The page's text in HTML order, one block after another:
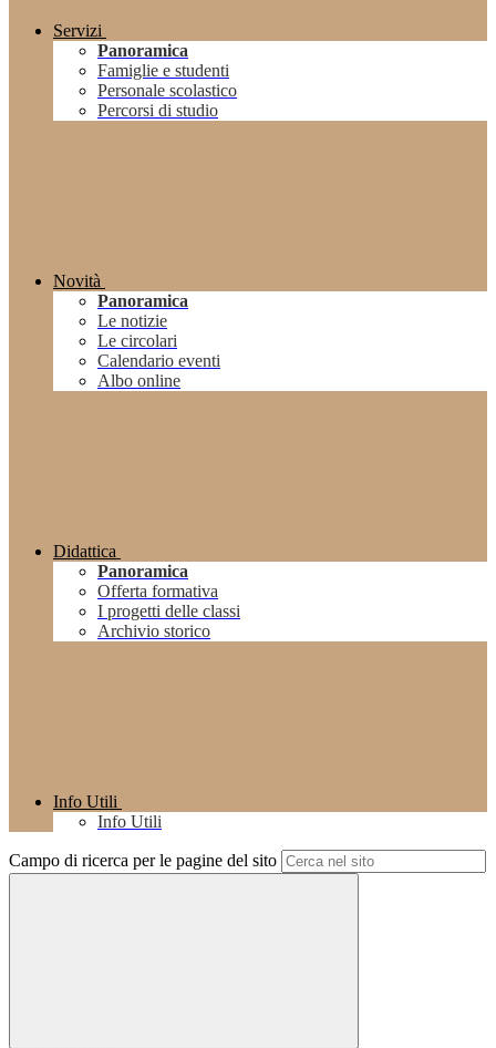
Servizi
Panoramica
Famiglie e studenti
Personale scolastico
Percorsi di studio
Novità
Panoramica
Le notizie
Le circolari
Calendario eventi
Albo online
Didattica
Panoramica
Offerta formativa
I progetti delle classi
Archivio storico
Info Utili
Info Utili
Campo di ricerca per le pagine del sito